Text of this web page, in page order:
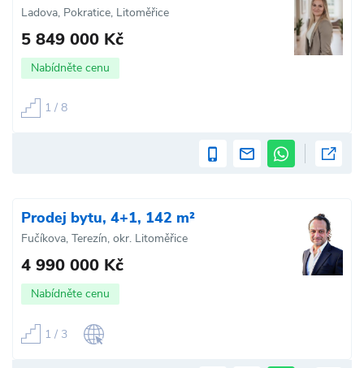
Ladova, Pokratice, Litoměřice
5 849 000 Kč
Nabídněte cenu
1 / 8
Prodej bytu, 4+1, 142 m²
Fučíkova, Terezín, okr. Litoměřice
4 990 000 Kč
Nabídněte cenu
1 / 3